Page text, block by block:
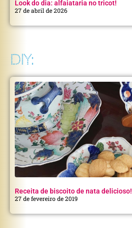
Look do dia: alfaiataria no tricot!
27 de abril de 2026
DIY:
Receita de biscoito de nata delicioso!
27 de fevereiro de 2019